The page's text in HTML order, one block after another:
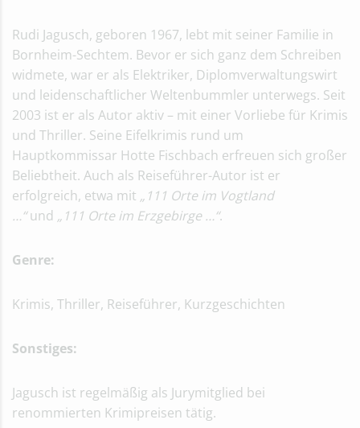
Rudi Jagusch, geboren 1967, lebt mit seiner Familie in
Bornheim-Sechtem. Bevor er sich ganz dem Schreiben
widmete, war er als Elektriker, Diplomverwaltungswirt
und leidenschaftlicher Weltenbummler unterwegs. Seit
2003 ist er als Autor aktiv – mit einer Vorliebe für Krimis
und Thriller. Seine Eifelkrimis rund um
Hauptkommissar Hotte Fischbach erfreuen sich großer
Beliebtheit. Auch als Reiseführer-Autor ist er
erfolgreich, etwa mit „111 Orte im Vogtland
…“und „111 Orte im Erzgebirge …“.
Genre:
Krimis, Thriller, Reiseführer, Kurzgeschichten
Sonstiges:
Jagusch ist regelmäßig als Jurymitglied bei
renommierten Krimipreisen tätig.